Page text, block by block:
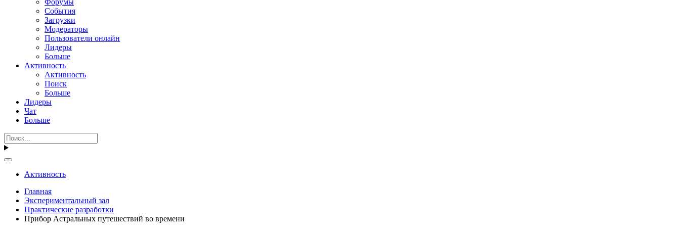
События
Загрузки
Модераторы
Пользователи онлайн
Лидеры
Больше
Активность
Активность
Поиск
Больше
Лидеры
Чат
Больше
Активность
Главная
Экспериментальный зал
Практические разработки
Прибор Астральных путешествий во времени